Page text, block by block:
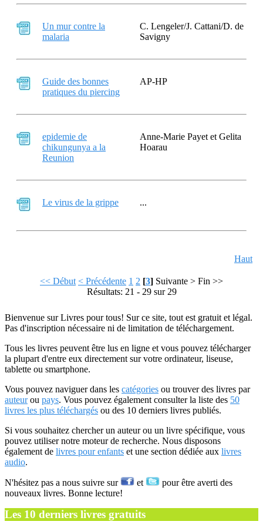
Un mur contre la
malaria
C. Lengeler/J. Cattani/D. de
Savigny
Guide des bonnes
pratiques du piercing
AP-HP
epidemie de
chikungunya a la
Reunion
Anne-Marie Payet et Gelita
Hoarau
Le virus de la grippe ...
Haut
<< Début < Précédente 1 2 [3] Suivante > Fin >>
Résultats: 21 - 29 sur 29
Bienvenue sur Livres pour tous! Sur ce site, tout est gratuit et légal.
Pas d'inscription nécessaire ni de limitation de téléchargement.
Tous les livres peuvent être lus en ligne et vous pouvez télécharger
la plupart d'entre eux directement sur votre ordinateur, liseuse,
tablette ou smartphone.
Vous pouvez naviguer dans les catégories ou trouver des livres par
auteurou pays. Vous pouvez également consulter la liste des 50
livres les plus téléchargés ou des 10 derniers livres publiés.
Si vous souhaitez chercher un auteur ou un livre spécifique, vous
pouvez utiliser notre moteur de recherche. Nous disposons
également de livres pour enfants et une section dédiée aux livres
audio.
N'hésitez pas a nous suivre sur et
pour être averti des
nouveaux livres. Bonne lecture!
Les 10 derniers livres gratuits